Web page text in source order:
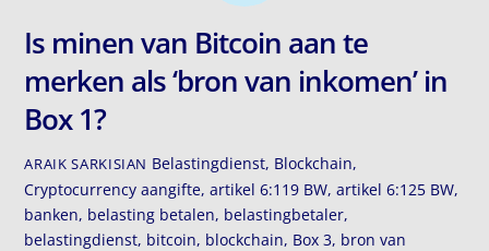
Is minen van Bitcoin aan te
merken als ‘bron van inkomen’ in
Box 1?
ARAIK SARKISIAN Belastingdienst, Blockchain,
Cryptocurrency aangifte,artikel 6:119 BW,artikel 6:125 BW,
banken, belasting betalen, belastingbetaler,
belastingdienst, bitcoin, blockchain, Box 3, bron van